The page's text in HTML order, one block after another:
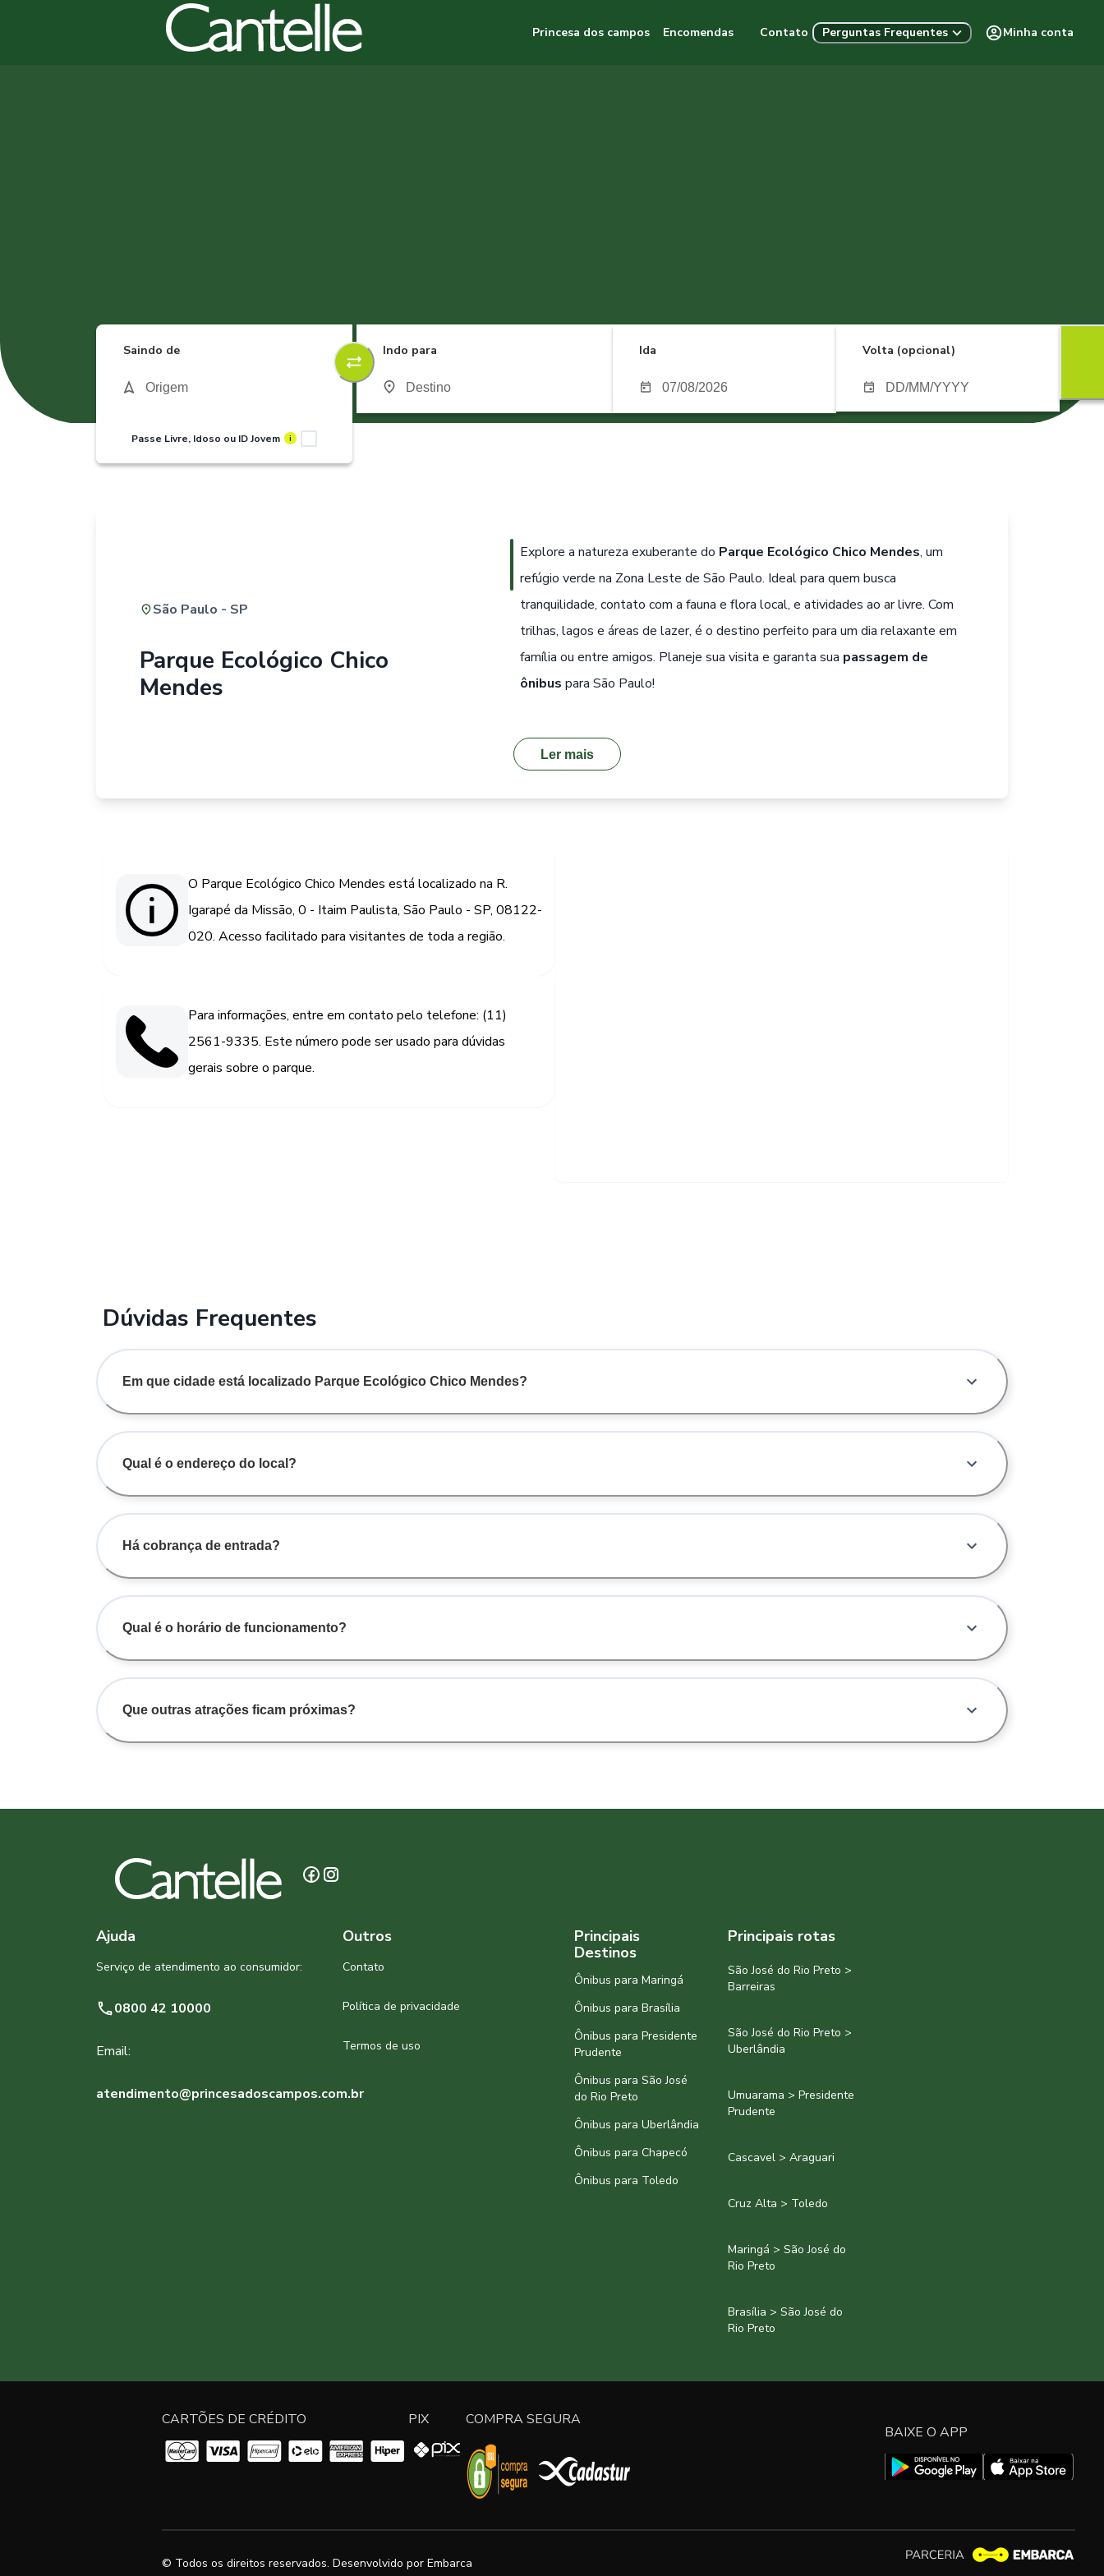
Princesa dos campos Encomendas Contato Perguntas Frequentes Minha conta
Saindo de
Passe Livre, Idoso ou ID Jovem i
Indo para Ida Volta (opcional)
São Paulo - SP
Parque Ecológico Chico
Mendes
Explore a natureza exuberante do Parque Ecológico Chico Mendes, um
refúgio verde na Zona Leste de São Paulo. Ideal para quem busca
tranquilidade, contato com a fauna e flora local, e atividades ao ar livre. Com
trilhas, lagos e áreas de lazer, é o destino perfeito para um dia relaxante em
família ou entre amigos. Planeje sua visita e garanta sua passagem de
ônibus para São Paulo!
Ler mais
O Parque Ecológico Chico Mendes está localizado na R.
Igarapé da Missão, 0 - Itaim Paulista, São Paulo - SP, 08122-
020. Acesso facilitado para visitantes de toda a região.
Para informações, entre em contato pelo telefone: (11)
2561-9335. Este número pode ser usado para dúvidas
gerais sobre o parque.
Dúvidas Frequentes
Em que cidade está localizado Parque Ecológico Chico Mendes?
Qual é o endereço do local?
Há cobrança de entrada?
Qual é o horário de funcionamento?
Que outras atrações ficam próximas?
Ajuda
Serviço de atendimento ao consumidor:
0800 42 10000
Email:
atendimento@princesadoscampos.com.br
Outros
Contato
Política de privacidade
Termos de uso
Principais
Destinos
Ônibus para Maringá
Ônibus para Brasília
Ônibus para Presidente
Prudente
Ônibus para São José
do Rio Preto
Ônibus para Uberlândia
Ônibus para Chapecó
Ônibus para Toledo
Principais rotas
São José do Rio Preto >
Barreiras
São José do Rio Preto >
Uberlândia
Umuarama > Presidente
Prudente
Cascavel > Araguari
Cruz Alta > Toledo
Maringá > São José do
Rio Preto
Brasília > São José do
Rio Preto
CARTÕES DE CRÉDITO PIX COMPRA SEGURA
BAIXE O APP
© Todos os direitos reservados. Desenvolvido por Embarca